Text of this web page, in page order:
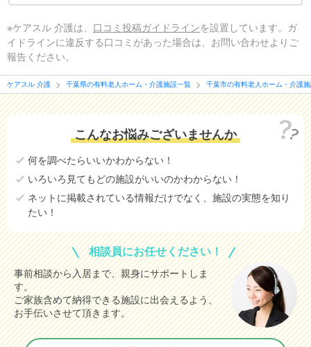
※ケアスル 介護は、 口コミ投稿ガイドラインを設置しています。ガ
イドラインに違反する口コミがあった場合は、お問い合わせよりご
報告ください。
ケアスル 介護 千葉県の有料老人ホーム・介護施設一覧 千葉市の有料老人ホーム・介護
こんなお悩みございませんか
何を調べたらいいかわからない！
いろいろ見てもどの施設がいいのかわからない！
ネットに掲載されている情報だけでなく、施設の実態を知り
たい！
相談員にお任せください！
事前相談から入居まで、親身にサポートしま
す。
ご家族含めて納得できる施設に出会えるよう、
お手伝いさせて頂きます。